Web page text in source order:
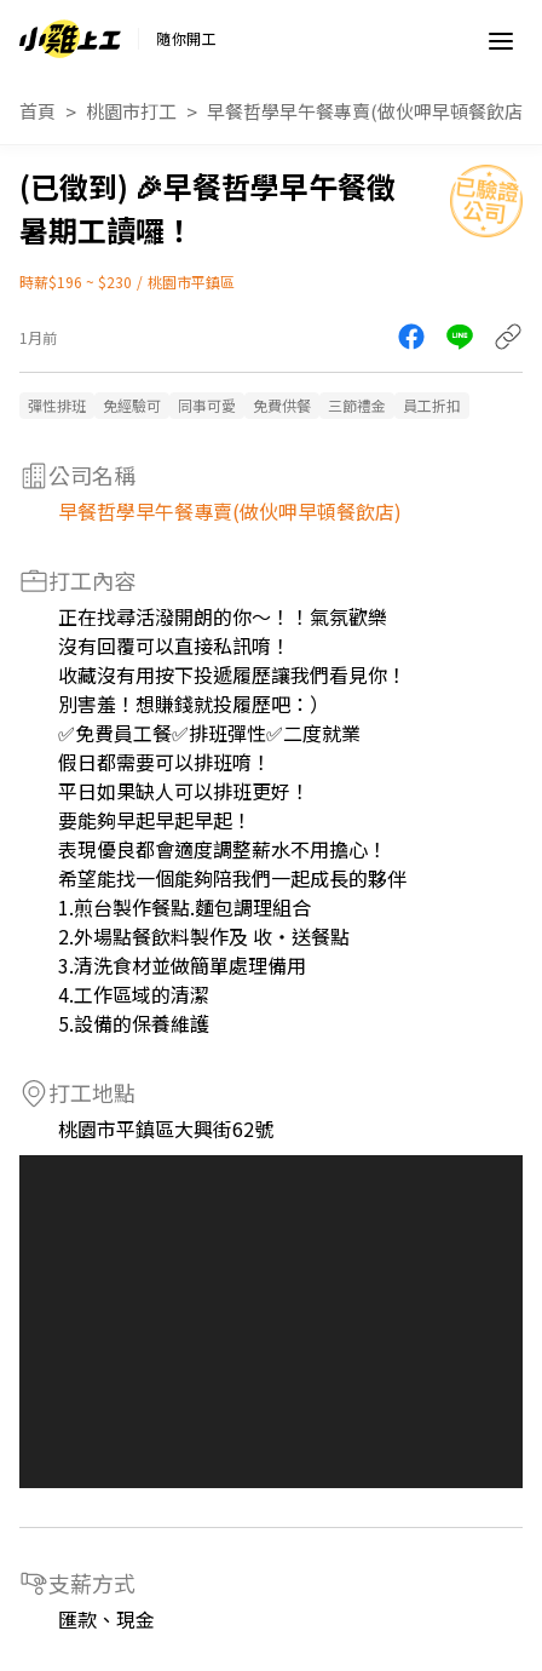
隨你開工
首頁 桃園市打工 早餐哲學早午餐專賣(做伙呷早頓餐飲店)
🎉早餐哲學早午餐徵
暑期工讀囉！
時薪$196 ~ $230 / 桃園市平鎮區
1月前
彈性排班 免經驗可 同事可愛 免費供餐 三節禮金 員工折扣
公司名稱
早餐哲學早午餐專賣(做伙呷早頓餐飲店)
打工內容
正在找尋活潑開朗的你～！！氣氛歡樂
沒有回覆可以直接私訊唷！
收藏沒有用按下投遞履歷讓我們看見你！
別害羞！想賺錢就投履歷吧：）
✅免費員工餐✅排班彈性✅二度就業
假日都需要可以排班唷！
平日如果缺人可以排班更好！
要能夠早起早起早起！
表現優良都會適度調整薪水不用擔心！
希望能找一個能夠陪我們一起成長的夥伴
1.煎台製作餐點.麵包調理組合
2.外場點餐飲料製作及 收‧送餐點
3.清洗食材並做簡單處理備用
4.工作區域的清潔
5.設備的保養維護
打工地點
桃園市平鎮區大興街62號
支薪方式
匯款、現金